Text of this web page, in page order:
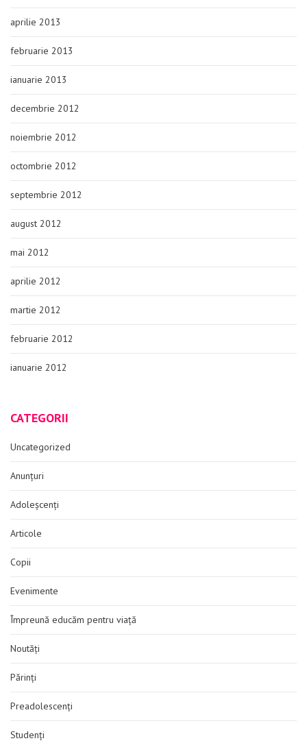
aprilie 2013
februarie 2013
ianuarie 2013
decembrie 2012
noiembrie 2012
octombrie 2012
septembrie 2012
august 2012
mai 2012
aprilie 2012
martie 2012
februarie 2012
ianuarie 2012
CATEGORII
Uncategorized
Anunțuri
Adoleșcenți
Articole
Copii
Evenimente
Împreună educăm pentru viață
Noutăți
Părinți
Preadolescenți
Studenți